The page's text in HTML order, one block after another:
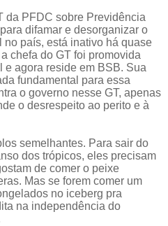
da PFDC sobre Previdência
difamar e desorganizar o
país, está inativo há quase
chefa do GT foi promovida
e agora reside em BSB. Sua
fundamental para essa
o governo nesse GT, apenas
o desrespeito ao perito e à
semelhantes. Para sair do
dos trópicos, eles precisam
de comer o peixe
Mas se forem comer um
no iceberg pra
na independência do